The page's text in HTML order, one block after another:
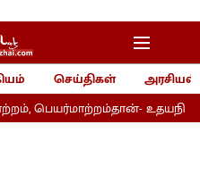
செய்திகள்
அரசியல்
பெயர்மாற்றம்தான்- உதயநிதி